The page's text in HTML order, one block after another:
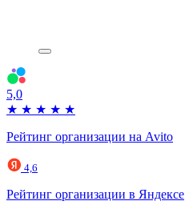
5,0
★ ★ ★ ★ ★
Рейтинг организации на Avito
4,6
Рейтинг организации в Яндексе